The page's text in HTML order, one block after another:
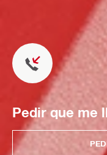
Pedir que me